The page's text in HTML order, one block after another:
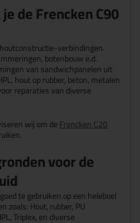
de Frencken C90
verbindingen.
botenbouw e.d.
van sandwichpanelen uit
hout op rubber, beton, metalen
reparaties van diverse
wij om deFrencken C20
voor de
te gebruiken op een heleboel
zoals: Hout, rubber, PU
Triplex, en diverse